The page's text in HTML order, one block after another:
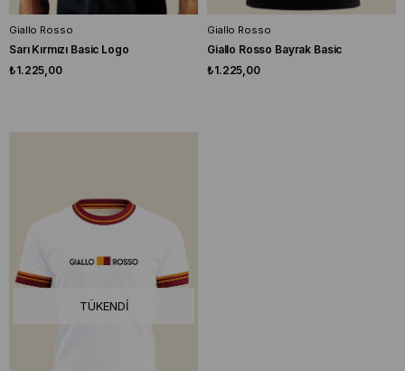
Giallo Rosso
Sarı Kırmızı Basic Logo
₺1.225,00
Giallo Rosso
Giallo Rosso Bayrak Basic
₺1.225,00
TÜKENDI